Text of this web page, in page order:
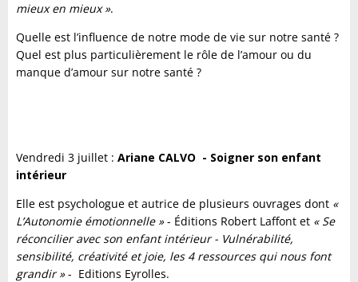
mieux en mieux ».
Quelle est l’influence de notre mode de vie sur notre santé ?
Quel est plus particulièrement le rôle de l’amour ou du
manque d’amour sur notre santé ?
Vendredi 3 juillet : Ariane CALVO - Soigner son enfant
intérieur
Elle est psychologue et autrice de plusieurs ouvrages dont «
L’Autonomie émotionnelle »- Éditions Robert Laffont et « Se
réconcilier avec son enfant intérieur - Vulnérabilité,
sensibilité, créativité et joie, les 4 ressources qui nous font
grandir »- Editions Eyrolles.